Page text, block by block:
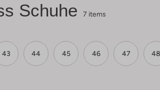
Schuhe 7 items
43 44 45 46 47 48